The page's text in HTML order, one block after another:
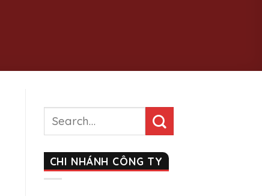
CHI NHÁNH CÔNG TY